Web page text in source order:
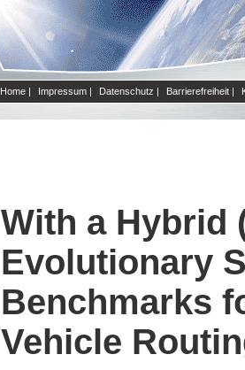
Home | Impressum | Datenschutz | Barrierefreiheit |
With a Hybrid
Evolutionary
Benchmarks
Vehicle